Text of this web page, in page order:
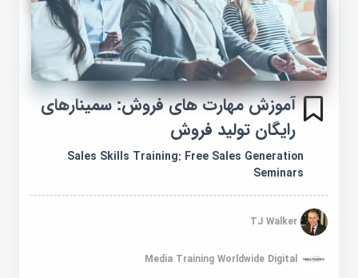
آموزش مهارت های فروش: سمینارهای
رایگان تولید فروش
Sales Skills Training: Free Sales Generation
Seminars
TJ Walker
Media Training Worldwide Digital